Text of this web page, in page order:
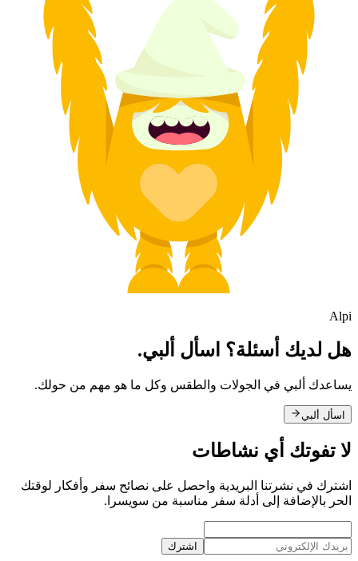
Alpi
هل لديك أسئلة؟ اسأل ألبي.
يساعدك ألبي في الجولات والطقس وكل ما هو مهم من حولك.
اسأل ألبي
لا تفوتك أي نشاطات
اشترك في نشرتنا البريدية واحصل على نصائح سفر وأفكار لوقتك
الحر بالإضافة إلى أدلة سفر مناسبة من سويسرا.
اشترك